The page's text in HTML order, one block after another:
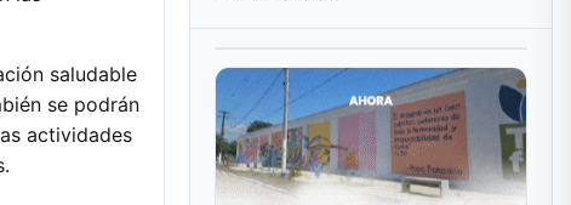
saludable
se podrán
actividades